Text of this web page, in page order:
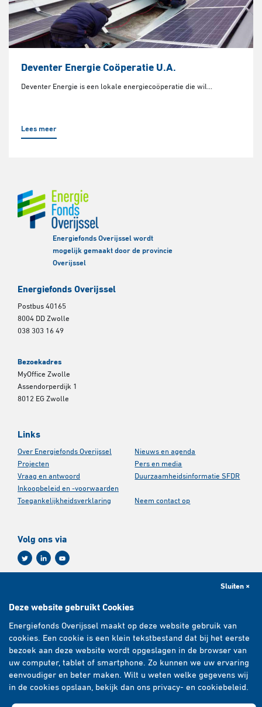
Deventer Energie Coöperatie U.A.
Deventer Energie is een lokale energiecoöperatie die wil...
Lees meer
Energiefonds Overijssel wordt
mogelijk gemaakt door de provincie
Overijssel
Energiefonds Overijssel
Postbus 40165
8004 DD Zwolle
038 303 16 49
Bezoekadres
MyOffice Zwolle
Assendorperdijk 1
8012 EG Zwolle
Links
Over Energiefonds Overijssel
Nieuws en agenda
Projecten
Pers en media
Vraag en antwoord
Duurzaamheidsinformatie SFDR
Inkoopbeleid en -voorwaarden
Toegankelijkheidsverklaring
Neem contact op
Volg ons via
E-mailadres *
Abonneren
Deze website gebruikt Cookies
Sluiten ×
Energiefonds Overijssel maakt op deze website gebruik van
cookies. Een cookie is een klein tekstbestand dat bij het eerste
bezoek aan deze website wordt opgeslagen in de browser van
uw computer, tablet of smartphone. Zo kunnen we uw ervaring
eenvoudiger en beter maken. Wilt u weten welke gegevens wij
in de cookies opslaan, bekijk dan ons privacy- en cookiebeleid.